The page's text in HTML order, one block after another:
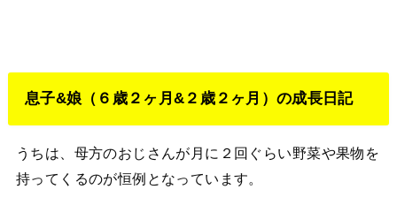
息子&娘（６歳２ヶ月&２歳２ヶ月）の成長日記
うちは、母方のおじさんが月に２回ぐらい野菜や果物を
持ってくるのが恒例となっています。